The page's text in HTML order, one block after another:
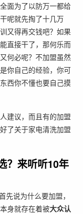
面为了以防万一都给
呢就先掏了十几万
又得再交钱吧？如果
直接干了，那何乐而
何必呢？不加盟虽然
你自己的经验，你可
西你不懂也要自己摸
建议，而且有的加盟
了关于家电清洗加盟
？来听听10年
先说为什么要加盟，
身就存在着被大众认